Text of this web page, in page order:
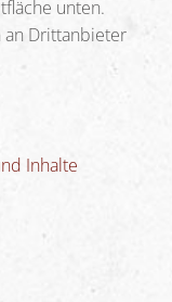
unten.
an Drittanbieter
Inhalte